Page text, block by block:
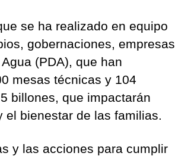
se ha realizado en equipo
gobernaciones, empresas
(PDA), que han
mesas técnicas y 104
billones, que impactarán
bienestar de las familias.
y las acciones para cumplir